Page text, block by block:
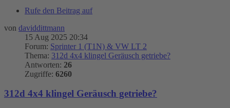
Rufe den Beitrag auf
von daviddittmann
15 Aug 2025 20:34
Forum: Sprinter 1 (T1N) & VW LT 2
Thema: 312d 4x4 klingel Geräusch getriebe?
Antworten: 26
Zugriffe: 6260
312d 4x4 klingel Geräusch getriebe?